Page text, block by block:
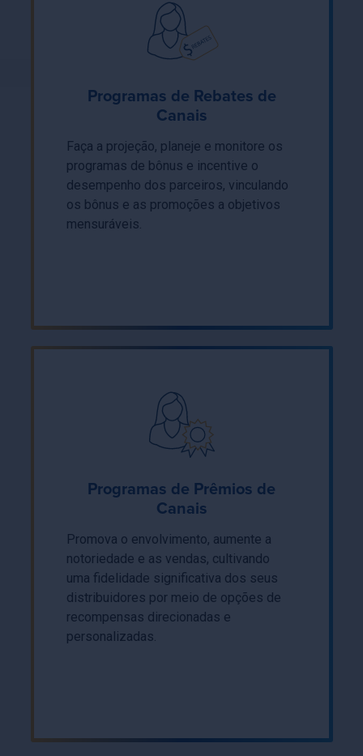
Programas de Rebates de
Canais
Faça a projeção, planeje e monitore os
programas de bônus e incentive o
desempenho dos parceiros, vinculando
os bônus e as promoções a objetivos
mensuráveis.
Programas de Prêmios de
Canais
Promova o envolvimento, aumente a
notoriedade e as vendas, cultivando
uma fidelidade significativa dos seus
distribuidores por meio de opções de
recompensas direcionadas e
personalizadas.